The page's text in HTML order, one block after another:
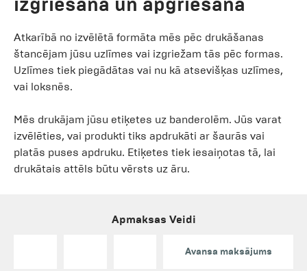
Atkarībā no izvēlētā formāta mēs pēc drukāšanas
štancējam jūsu uzlīmes vai izgriežam tās pēc formas.
Uzlīmes tiek piegādātas vai nu kā atsevišķas uzlīmes,
vai loksnēs.
Mēs drukājam jūsu etiķetes uz banderolēm. Jūs varat
izvēlēties, vai produkti tiks apdrukāti ar šaurās vai
platās puses apdruku. Etiķetes tiek iesaiņotas tā, lai
drukātais attēls būtu vērsts uz āru.
Apmaksas Veidi
Avansa maksājums